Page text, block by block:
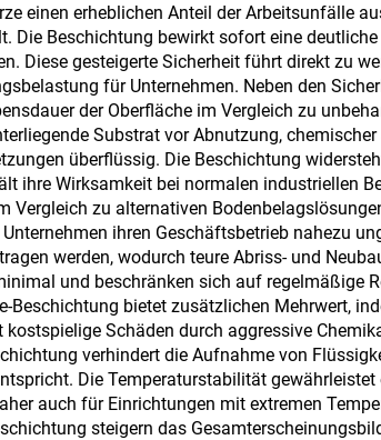
einen erheblichen Anteil der Arbeitsunfälle
Die Beschichtung bewirkt sofort eine
Diese gesteigerte Sicherheit führt direkt zu
für Unternehmen. Neben den
der Oberfläche im Vergleich zu
Substrat vor Abnutzung,
überflüssig. Die Beschichtung
ihre Wirksamkeit bei normalen industriellen
Vergleich zu alternativen
ihren Geschäftsbetrieb nahezu
werden, wodurch teure Abriss- und
und beschränken sich auf regelmäßige
bietet zusätzlichen Mehrwert,
Schäden durch aggressive
verhindert die Aufnahme von
Die Temperaturstabilität
auch für Einrichtungen mit extremen
steigern das